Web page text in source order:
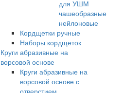
для УШМ
чашеобразные
нейлоновые
Кордщетки ручные
Наборы кордщеток
Круги абразивные на
ворсовой основе
Круги абразивные на
ворсовой основе с
отверстием